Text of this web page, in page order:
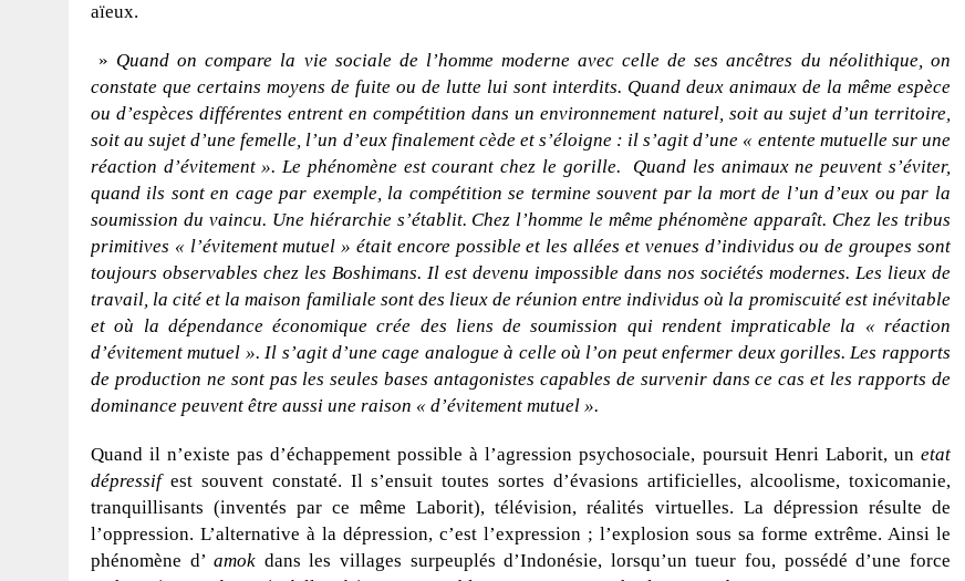
aïeux.
» Quand on compare la vie sociale de l’homme moderne avec celle de ses ancêtres du néolithique, on
constate que certains moyens de fuite ou de lutte lui sont interdits. Quand deux animaux de la même espèce
ou d’espèces différentes entrent en compétition dans un environnement naturel, soit au sujet d’un territoire,
soit au sujet d’une femelle, l’un d’eux finalement cède et s’éloigne : il s’agit d’une « entente mutuelle sur une
réaction d’évitement ».Le phénomène est courant chez le gorille.
Quand les animaux ne peuvent s’éviter,
quand ils sont en cage par exemple, la compétition se termine souvent par la mort de l’un d’eux ou par la
soumission du vaincu. Une hiérarchie s’établit. Chez l’homme le même phénomène apparaît. Chez les tribus
primitives « l’évitement mutuel » était encore possible et les allées et venues d’individus ou de groupes sont
toujours observables chez les Boshimans. Il est devenu impossible dans nos sociétés modernes. Les lieux de
travail, la cité et la maison familiale sont des lieux de réunion entre individus où la promiscuité est inévitable
et où la dépendance économique crée des liens de soumission qui rendent impraticable la « réaction
d’évitement mutuel ». Il s’agit d’une cage analogue à celle où l’on peut enfermer deux gorilles. Les rapports
de production ne sont pas les seules bases antagonistes capables de survenir dans ce cas et les rapports de
dominance peuvent être aussi une raison « d’évitement mutuel ».
Quand il n’existe pas d’échappement possible à l’agression psychosociale, poursuit Henri Laborit, un etat
dépressif est souvent constaté. Il s’ensuit toutes sortes d’évasions artificielles, alcoolisme, toxicomanie,
tranquillisants (inventés par ce même Laborit), télévision, réalités virtuelles. La dépression résulte de
l’oppression. L’alternative à la dépression, c’est l’expression ; l’explosion sous sa forme extrême. Ainsi le
phénomène d’amok dans les villages surpeuplés d’Indonésie, lorsqu’un tueur fou, possédé d’une force